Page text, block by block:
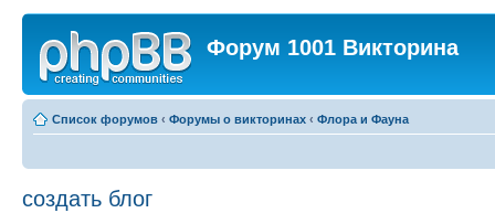
Форум 1001 Викторина
Список форумов ‹ Форумы о викторинах ‹ Флора и Фауна
создать блог